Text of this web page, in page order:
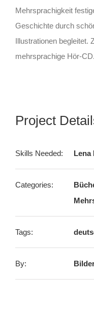
Mehrsprachigkeit
Geschichte durch
Illustrationen begleitet.
mehrsprachige Hör-CD.
Project
Skills Needed: Lena
Categories:
Tags:
By: